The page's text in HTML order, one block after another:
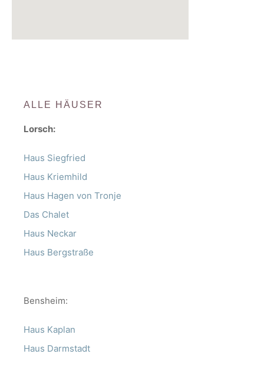
ALLE HÄUSER
Lorsch:
Haus Siegfried
Haus Kriemhild
Haus Hagen von Tronje
Das Chalet
Haus Neckar
Haus Bergstraße
Bensheim:
Haus Kaplan
Haus Darmstadt